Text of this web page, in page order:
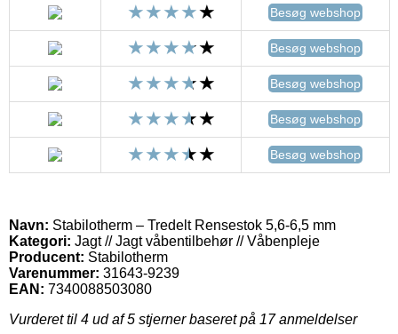
Besøg webshop
Besøg webshop
Besøg webshop
Besøg webshop
Besøg webshop
Navn: Stabilotherm – Tredelt Rensestok 5,6-6,5 mm
Kategori: Jagt // Jagt våbentilbehør // Våbenpleje
Producent: Stabilotherm
Varenummer: 31643-9239
EAN: 7340088503080
Vurderet til 4 ud af 5 stjerner baseret på 17anmeldelser